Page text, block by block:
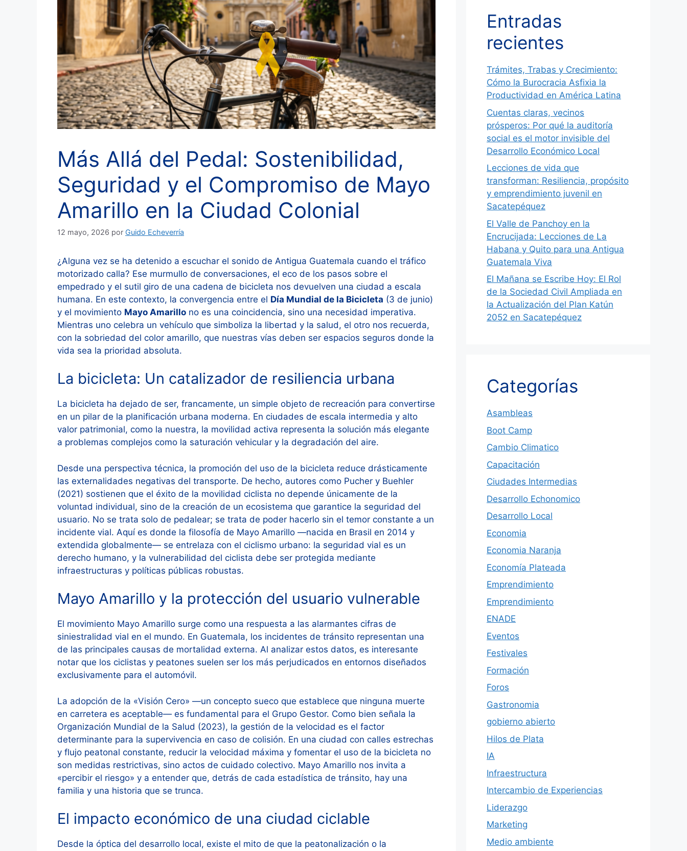
Más Allá del Pedal: Sostenibilidad,
Seguridad y el Compromiso de Mayo
Amarillo en la Ciudad Colonial
12 mayo, 2026 por Guido Echeverría
¿Alguna vez se ha detenido a escuchar el sonido de Antigua Guatemala cuando el tráfico
motorizado calla? Ese murmullo de conversaciones, el eco de los pasos sobre el
empedrado y el sutil giro de una cadena de bicicleta nos devuelven una ciudad a escala
humana. En este contexto, la convergencia entre el Día Mundial de la Bicicleta (3 de junio)
y el movimiento Mayo Amarillo no es una coincidencia, sino una necesidad imperativa.
Mientras uno celebra un vehículo que simboliza la libertad y la salud, el otro nos recuerda,
con la sobriedad del color amarillo, que nuestras vías deben ser espacios seguros donde la
vida sea la prioridad absoluta.
La bicicleta: Un catalizador de resiliencia urbana
La bicicleta ha dejado de ser, francamente, un simple objeto de recreación para convertirse
en un pilar de la planificación urbana moderna. En ciudades de escala intermedia y alto
valor patrimonial, como la nuestra, la movilidad activa representa la solución más elegante
a problemas complejos como la saturación vehicular y la degradación del aire.
Desde una perspectiva técnica, la promoción del uso de la bicicleta reduce drásticamente
las externalidades negativas del transporte. De hecho, autores como Pucher y Buehler
(2021) sostienen que el éxito de la movilidad ciclista no depende únicamente de la
voluntad individual, sino de la creación de un ecosistema que garantice la seguridad del
usuario. No se trata solo de pedalear; se trata de poder hacerlo sin el temor constante a un
incidente vial. Aquí es donde la filosofía de Mayo Amarillo —nacida en Brasil en 2014 y
extendida globalmente— se entrelaza con el ciclismo urbano: la seguridad vial es un
derecho humano, y la vulnerabilidad del ciclista debe ser protegida mediante
infraestructuras y políticas públicas robustas.
Mayo Amarillo y la protección del usuario vulnerable
El movimiento Mayo Amarillo surge como una respuesta a las alarmantes cifras de
siniestralidad vial en el mundo. En Guatemala, los incidentes de tránsito representan una
de las principales causas de mortalidad externa. Al analizar estos datos, es interesante
notar que los ciclistas y peatones suelen ser los más perjudicados en entornos diseñados
exclusivamente para el automóvil.
La adopción de la «Visión Cero» —un concepto sueco que establece que ninguna muerte
en carretera es aceptable— es fundamental para el Grupo Gestor. Como bien señala la
Organización Mundial de la Salud (2023), la gestión de la velocidad es el factor
determinante para la supervivencia en caso de colisión. En una ciudad con calles estrechas
y flujo peatonal constante, reducir la velocidad máxima y fomentar el uso de la bicicleta no
son medidas restrictivas, sino actos de cuidado colectivo. Mayo Amarillo nos invita a
«percibir el riesgo» y a entender que, detrás de cada estadística de tránsito, hay una
familia y una historia que se trunca.
El impacto económico de una ciudad ciclable
Desde la óptica del desarrollo local, existe el mito de que la peatonalización o la
Entradas
recientes
Trámites, Trabas y Crecimiento:
Cómo la Burocracia Asfixia la
Productividad en América Latina
Cuentas claras, vecinos
prósperos: Por qué la auditoría
social es el motor invisible del
Desarrollo Económico Local
Lecciones de vida que
transforman: Resiliencia, propósito
y emprendimiento juvenil en
Sacatepéquez
El Valle de Panchoy en la
Encrucijada: Lecciones de La
Habana y Quito para una Antigua
Guatemala Viva
El Mañana se Escribe Hoy: El Rol
de la Sociedad Civil Ampliada en
la Actualización del Plan Katún
2052 en Sacatepéquez
Categorías
Asambleas
Boot Camp
Cambio Climatico
Capacitación
Ciudades Intermedias
Desarrollo Echonomico
Desarrollo Local
Economia
Economia Naranja
Economía Plateada
Emprendimiento
Emprendimiento
ENADE
Eventos
Festivales
Formación
Foros
Gastronomia
gobierno abierto
Hilos de Plata
IA
Infraestructura
Intercambio de Experiencias
Liderazgo
Marketing
Medio ambiente